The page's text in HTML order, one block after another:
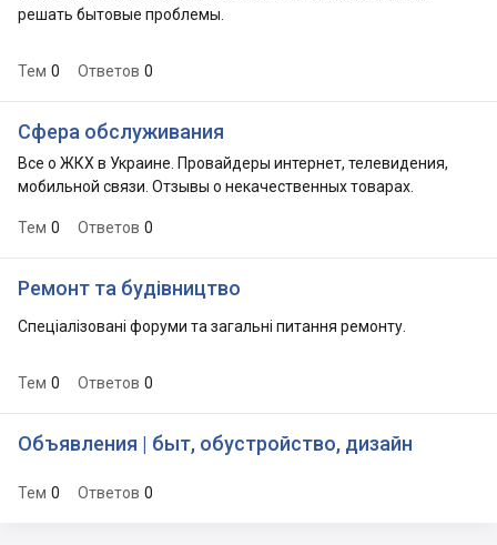
решать бытовые проблемы.
Тем 0 Ответов 0
Сфера обслуживания
Все о ЖКХ в Украине. Провайдеры интернет, телевидения,
мобильной связи. Отзывы о некачественных товарах.
Тем 0 Ответов 0
Ремонт та будівництво
Спеціалізовані форуми та загальні питання ремонту.
Тем 0 Ответов 0
Объявления | быт, обустройство, дизайн
Тем 0 Ответов 0